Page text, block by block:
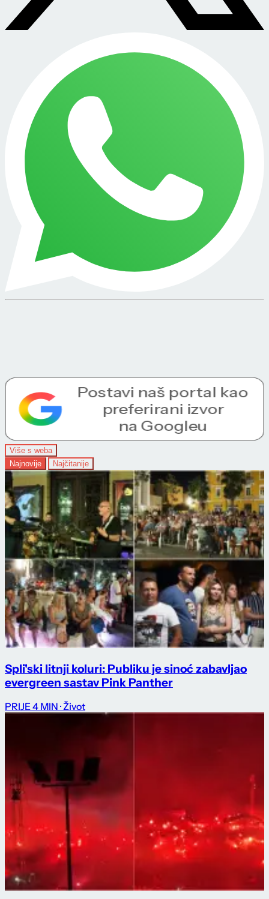
Više s weba
Najnovije
Najčitanije
Spli'ski litnji koluri: Publiku je sinoć zabavljao
evergreen sastav Pink Panther
PRIJE 4 MIN · Život